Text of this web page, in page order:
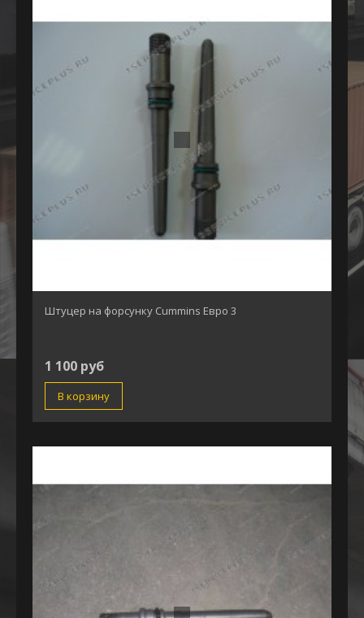
Штуцер на форсунку Cummins Евро 3
1 100 руб
В корзину